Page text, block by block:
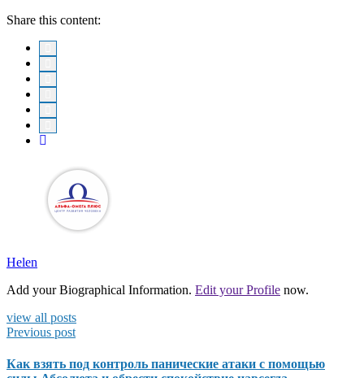
Share this content:
Helen
Add your Biographical Information. Edit your Profile now.
view all posts
Previous post
Как взять под контроль панические атаки с помощью